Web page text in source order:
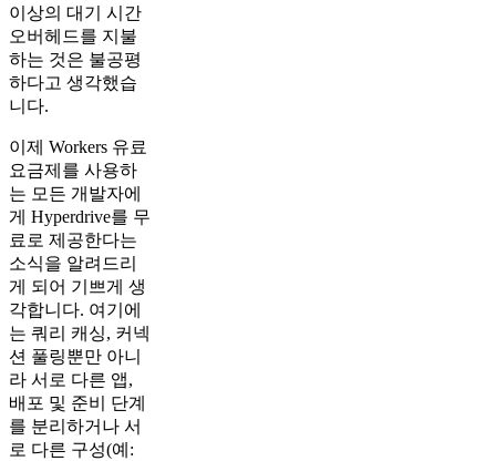
이상의 대기 시간
오버헤드를 지불
하는 것은 불공평
하다고 생각했습
니다.
이제 Workers 유료
요금제를 사용하
는 모든 개발자에
게 Hyperdrive를 무
료로 제공한다는
소식을 알려드리
게 되어 기쁘게 생
각합니다. 여기에
는 쿼리 캐싱, 커넥
션 풀링뿐만 아니
라 서로 다른 앱,
배포 및 준비 단계
를 분리하거나 서
로 다른 구성(예: